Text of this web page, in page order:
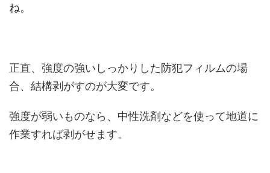
ね。
正直、強度の強いしっかりした防犯フィルムの場
合、結構剥がすのが大変です。
強度が弱いものなら、中性洗剤などを使って地道に
作業すれば剥がせます。